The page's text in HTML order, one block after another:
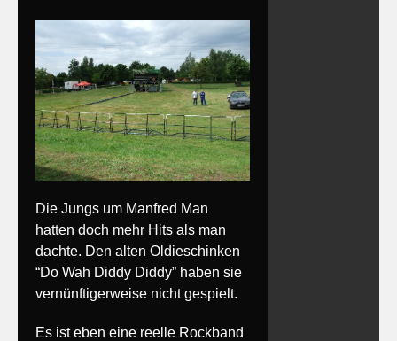
Die Jungs um Manfred Man
hatten doch mehr Hits als man
dachte. Den alten Oldieschinken
“Do Wah Diddy Diddy” haben sie
vernünftigerweise nicht gespielt.
Es ist eben eine reelle Rockband